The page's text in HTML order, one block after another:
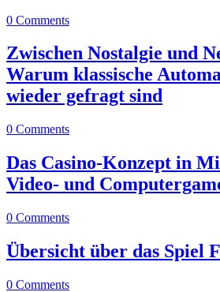
0 Comments
Zwischen Nostalgie und
Warum klassische
wieder gefragt sind
0 Comments
Das Casino-Konzept in
Video- und
0 Comments
Übersicht über das Spiel
0 Comments